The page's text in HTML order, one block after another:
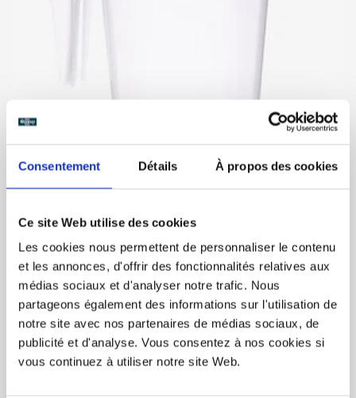
Consentement Détails À propos des cookies
Ce site Web utilise des cookies
Les cookies nous permettent de personnaliser le contenu
et les annonces, d'offrir des fonctionnalités relatives aux
médias sociaux et d'analyser notre trafic. Nous
partageons également des informations sur l'utilisation de
notre site avec nos partenaires de médias sociaux, de
publicité et d'analyse. Vous consentez à nos cookies si
vous continuez à utiliser notre site Web.
BUY NOW
Reusable EcoPitcher (50oz) 85/box
C$170.00
Unit price: C$2.00